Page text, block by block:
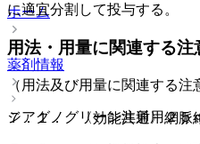
に適宜分割して投与する。
用法・用量に関連する注
（用法及び用量に関連する注
７．１． 〈効能共通〉網脈
ホーム
薬剤情報
ジアグノグリーン注射用２５